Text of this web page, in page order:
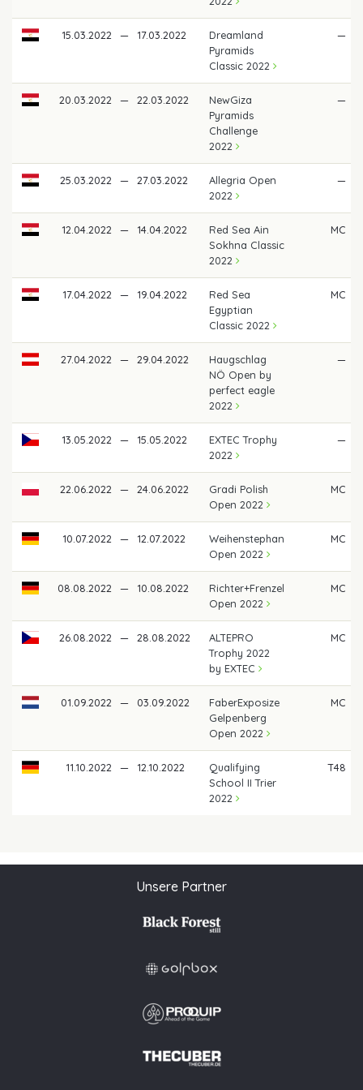
15.03.2022 — 17.03.2022
Dreamland
Pyramids
Classic 2022
—
20.03.2022 — 22.03.2022
NewGiza
Pyramids
Challenge
2022
—
25.03.2022 — 27.03.2022
Allegria Open
2022
—
12.04.2022 — 14.04.2022
Red Sea Ain
Sokhna Classic
2022
MC
17.04.2022 — 19.04.2022
Red Sea
Egyptian
Classic 2022
MC
27.04.2022 — 29.04.2022
Haugschlag
NÖ Open by
perfect eagle
2022
—
13.05.2022 — 15.05.2022
EXTEC Trophy
2022
—
22.06.2022 — 24.06.2022
Gradi Polish
Open 2022
MC
10.07.2022 — 12.07.2022
Weihenstephan
Open 2022
MC
08.08.2022 — 10.08.2022
Richter+Frenzel
Open 2022
MC
26.08.2022 — 28.08.2022
ALTEPRO
Trophy 2022
by EXTEC
MC
01.09.2022 — 03.09.2022
FaberExposize
Gelpenberg
Open 2022
MC
11.10.2022 — 12.10.2022
Qualifying
School II Trier
2022
T48
Unsere Partner